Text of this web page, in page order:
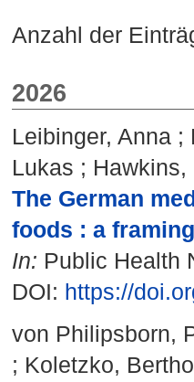
Anzahl der
2026
Leibinger, Anna ;
Lukas ;
The German
foods : a
In: Public Health
DOI: https://
von Philipsborn,
; Koletzko,